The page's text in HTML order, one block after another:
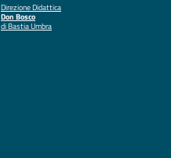
Direzione Didattica
Don Bosco
di Bastia Umbra